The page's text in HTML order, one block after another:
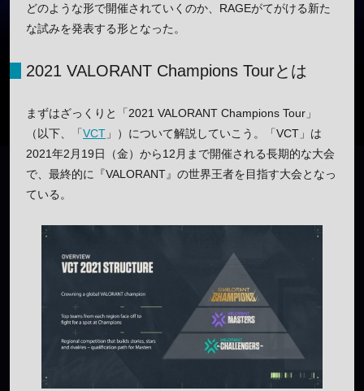
どのような形で開催されていくのか、RAGEがてがける新た
な試みを発表する形となった。
2021 VALORANT Champions Tourとは
まずはざっくりと「2021 VALORANT Champions Tour」
（以下、「VCT 」）について解説していこう。「VCT」は
2021年2月19日（金）から12月まで開催される長期的な大会
で、最終的に『VALORANT』の世界王者を目指す大会となっ
ている。